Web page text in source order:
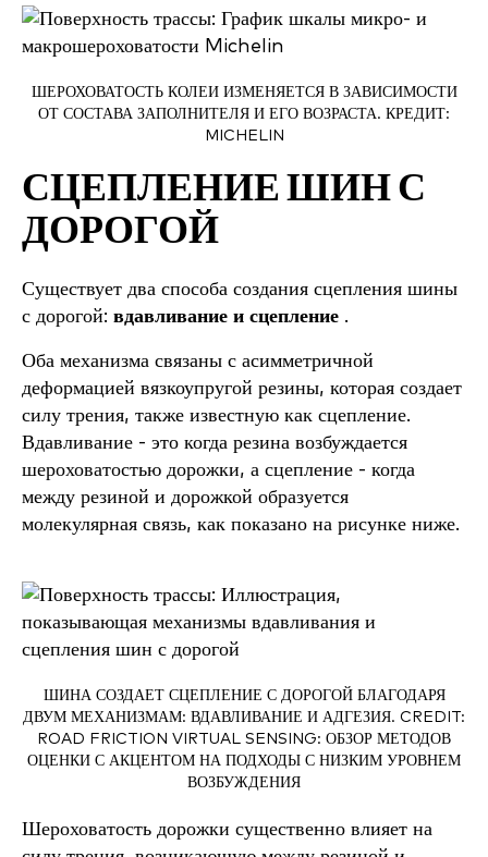
ШЕРОХОВАТОСТЬ КОЛЕИ ИЗМЕНЯЕТСЯ В ЗАВИСИМОСТИ
ОТ СОСТАВА ЗАПОЛНИТЕЛЯ И ЕГО ВОЗРАСТА. КРЕДИТ:
MICHELIN
СЦЕПЛЕНИЕ ШИН С
ДОРОГОЙ
Существует два способа создания сцепления шины
с дорогой: вдавливание и сцепление .
Оба механизма связаны с асимметричной
деформацией вязкоупругой резины, которая создает
силу трения, также известную как сцепление.
Вдавливание - это когда резина возбуждается
шероховатостью дорожки, а сцепление - когда
между резиной и дорожкой образуется
молекулярная связь, как показано на рисунке ниже.
ШИНА СОЗДАЕТ СЦЕПЛЕНИЕ С ДОРОГОЙ БЛАГОДАРЯ
ДВУМ МЕХАНИЗМАМ: ВДАВЛИВАНИЕ И АДГЕЗИЯ. CREDIT:
ROAD FRICTION VIRTUAL SENSING: ОБЗОР МЕТОДОВ
ОЦЕНКИ С АКЦЕНТОМ НА ПОДХОДЫ С НИЗКИМ УРОВНЕМ
ВОЗБУЖДЕНИЯ
Шероховатость дорожки существенно влияет на